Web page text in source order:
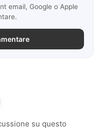
email, Google o Apple
su questo